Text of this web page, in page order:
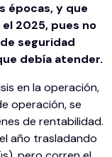
épocas, y que
2025, pues no
seguridad
debía atender.
en la operación,
operación, se
de rentabilidad.
año trasladando